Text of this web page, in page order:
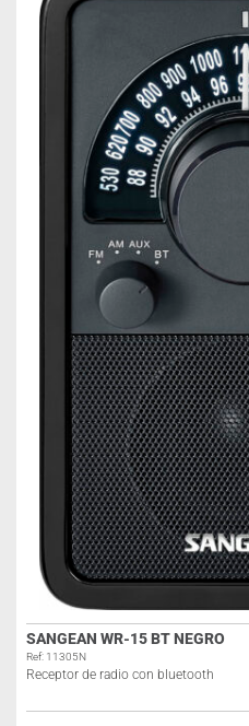
SANGEAN WR-15 BT NEGRO
Ref: 11305N
Receptor de radio con bluetooth